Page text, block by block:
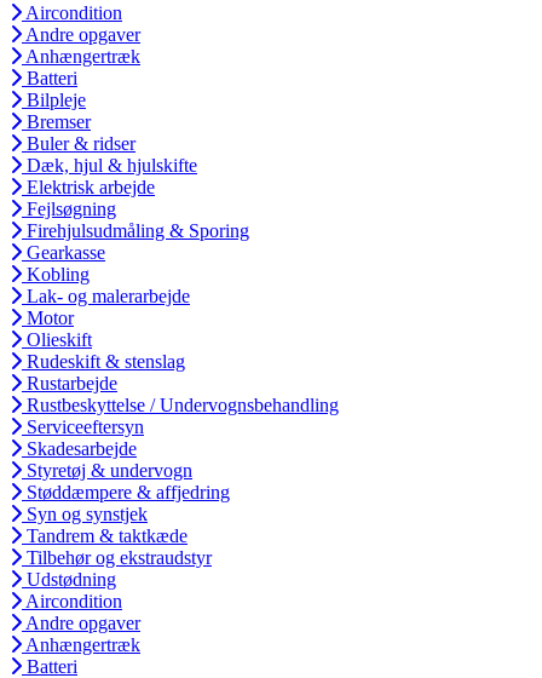
Aircondition
Andre opgaver
Anhængertræk
Batteri
Bilpleje
Bremser
Buler & ridser
Dæk, hjul & hjulskifte
Elektrisk arbejde
Fejlsøgning
Firehjulsudmåling & Sporing
Gearkasse
Kobling
Lak- og malerarbejde
Motor
Olieskift
Rudeskift & stenslag
Rustarbejde
Rustbeskyttelse / Undervognsbehandling
Serviceeftersyn
Skadesarbejde
Styretøj & undervogn
Støddæmpere & affjedring
Syn og synstjek
Tandrem & taktkæde
Tilbehør og ekstraudstyr
Udstødning
Aircondition
Andre opgaver
Anhængertræk
Batteri